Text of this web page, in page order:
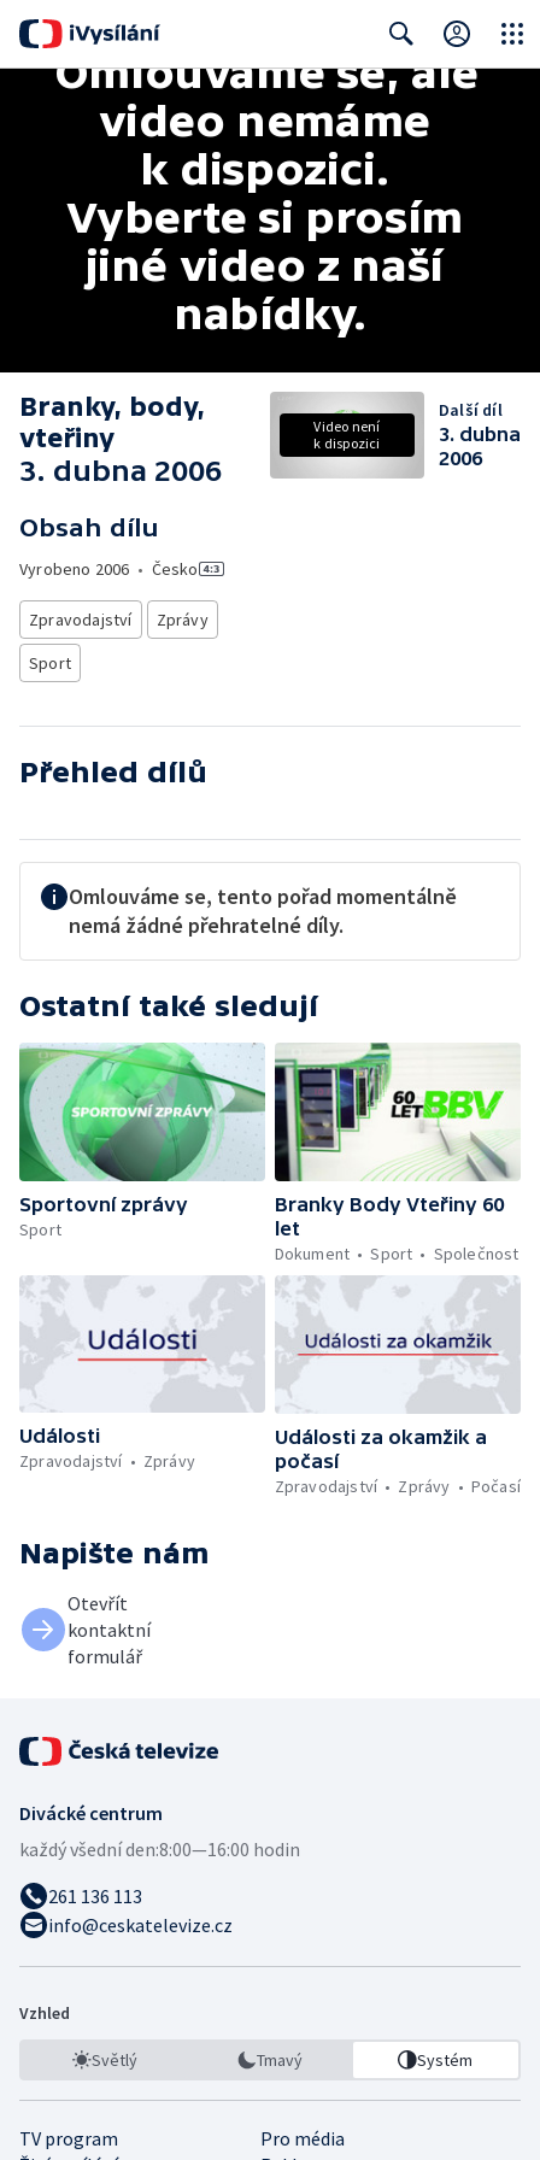
Search
Omlouváme se, ale
video nemáme
k dispozici.
Vyberte si prosím
jiné video z naší
nabídky.
Branky, body,
vteřiny
3. dubna 2006
Obsah dílu
Vyrobeno 2006 • Česko
Zpravodajství
Zprávy
Sport
Video není
k dispozici
Další díl
3. dubna
2006
Přehled dílů
Omlouváme se, tento pořad momentálně
nemá žádné přehratelné díly.
Ostatní také sledují
Sportovní zprávy
Sport
Branky Body Vteřiny 60
let
Dokument
Sport Společnost
Události
Zpravodajství
Zprávy
Události za okamžik a
počasí
Zpravodajství
Zprávy Počasí
Napište nám
Otevřít
kontaktní
formulář
Divácké centrum
každý všední den:8:00—16:00 hodin
261 136 113
info@ceskatelevize.cz
Vzhled
Světlý Tmavý Systém
TV program
Pro média